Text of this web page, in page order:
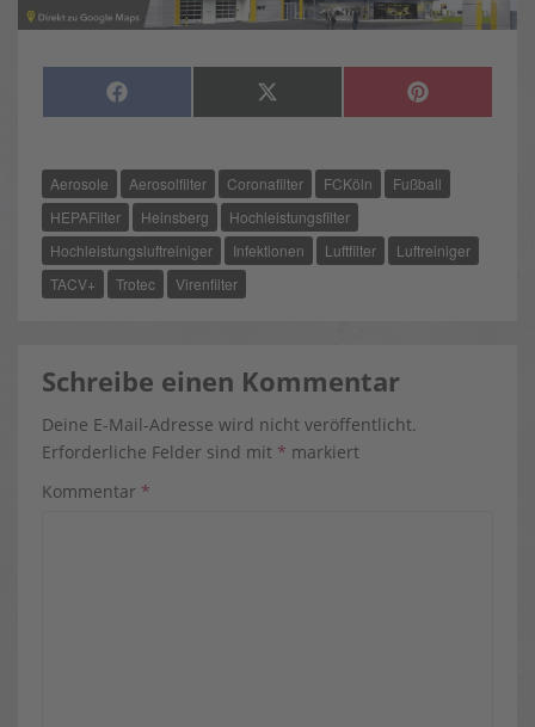
SHARE
F
A
O
O
K
SHARE
X
(
T
T
E
R
)
SHARE
P
I
R
E
S
Aerosole Aerosolfilter Coronafilter FCKöln
Fußball
HEPAFilter
Heinsberg
Hochleistungsfilter
Hochleistungsluftreiniger
Infektionen Luftfilter
Luftreiniger
TACV+
Trotec Virenfilter
Schreibe einen Kommentar
Deine E-Mail-Adresse wird nicht veröffentlicht.
Erforderliche Felder sind mit * markiert
Kommentar *